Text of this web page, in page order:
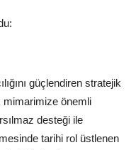
güçlendiren stratejik
mimarimize önemli
desteği ile
tarihi rol üstlenen